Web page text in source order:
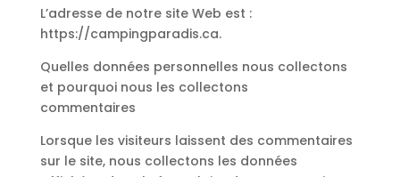
L’adresse de notre site Web est :
https://campingparadis.ca.
Quelles données personnelles nous collectons
et pourquoi nous les collectons
commentaires
Lorsque les visiteurs laissent des commentaires
sur le site, nous collectons les données